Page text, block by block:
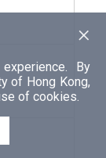
×
By
of Hong Kong,
of cookies.